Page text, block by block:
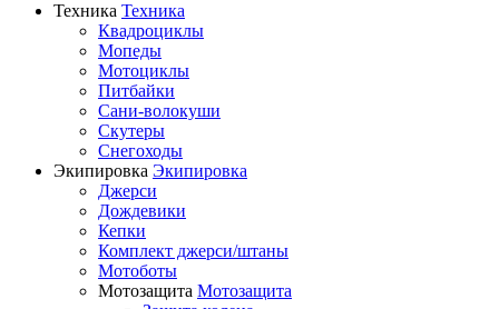
Техника Техника
Квадроциклы
Мопеды
Мотоциклы
Питбайки
Сани-волокуши
Скутеры
Снегоходы
Экипировка Экипировка
Джерси
Дождевики
Кепки
Комплект джерси/штаны
Мотоботы
Мотозащита Мотозащита